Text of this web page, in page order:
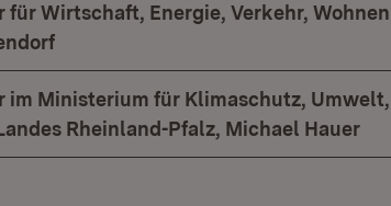
Wirtschaft, Energie, Verkehr, Wohnen
im Ministerium für Klimaschutz, Umwelt,
Rheinland-Pfalz, Michael Hauer